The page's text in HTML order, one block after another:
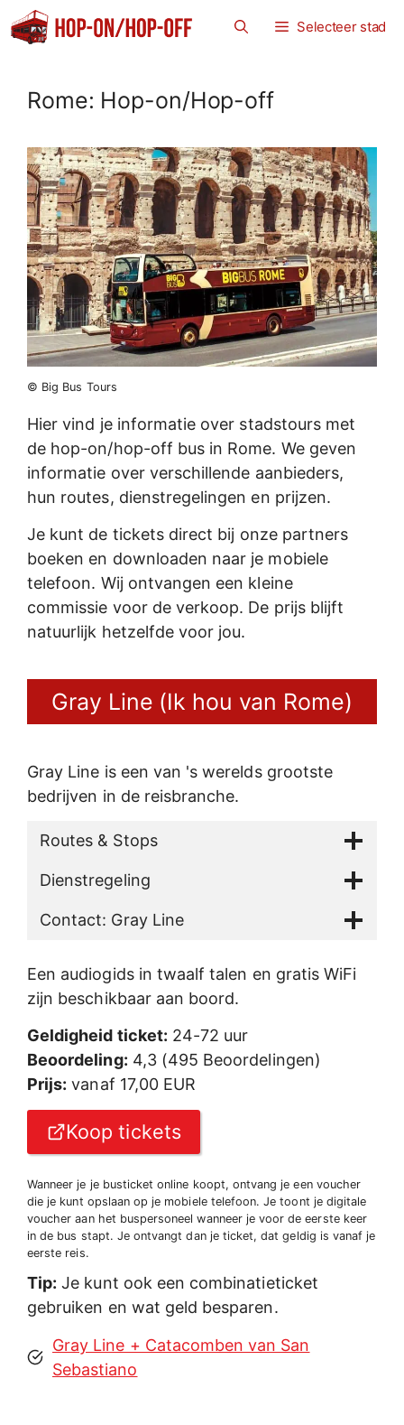
naar
Selecteer stad
Rome: Hop-on/Hop-off
© Big Bus Tours
Hier vind je informatie over stadstours met
de hop-on/hop-off bus in Rome. We geven
informatie over verschillende aanbieders,
hun routes, dienstregelingen en prijzen.
Je kunt de tickets direct bij onze partners
boeken en downloaden naar je mobiele
telefoon. Wij ontvangen een kleine
commissie voor de verkoop. De prijs blijft
natuurlijk hetzelfde voor jou.
Gray Line (Ik hou van Rome)
Gray Line is een van 's werelds grootste
bedrijven in de reisbranche.
Routes & Stops
Dienstregeling
Contact: Gray Line
Een audiogids in twaalf talen en gratis WiFi
zijn beschikbaar aan boord.
Geldigheid ticket: 24-72 uur
Beoordeling: 4,3 (495 Beoordelingen)
Prijs: vanaf 17,00 EUR
Koop tickets
Wanneer je je busticket online koopt, ontvang je een voucher
die je kunt opslaan op je mobiele telefoon. Je toont je digitale
voucher aan het buspersoneel wanneer je voor de eerste keer
in de bus stapt. Je ontvangt dan je ticket, dat geldig is vanaf je
eerste reis.
Tip: Je kunt ook een combinatieticket
gebruiken en wat geld besparen.
Gray Line + Catacomben van San
Sebastiano